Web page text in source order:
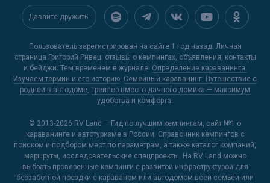
Давайте дружить:
Пользователь зарегистрирован на сайте 1 год назад. Личная
страница Григорий Ривец: отзывы о кемпингах, объявления, контакты
и бейджи. Тем временем в журнале: Определение караванинга.
Изучаем термин и его историю, Семейный караванинг. Путешествие с
роднёй в автодоме, Трейлер вместо дачного домика — максимум
удобства и комфорта.
© 2013-2026 RV Land — Гид по лучшим кемпингам, сайт №1 о
караванинге и автотуризме в России. Справочник кемпингов с
поиском и подбором мест по параметрам, а также каталог компаний,
маршруты, исследовательские спецпроекты. На RV Land можно
выбрать проверенные кемпинги с развитой инфраструктурой для
беззаботной поездки с караваном или автодомом всей семьёй или